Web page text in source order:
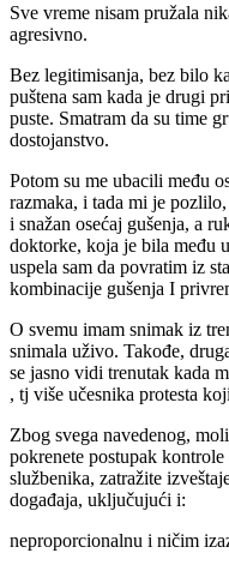
Sve vreme nisam pružala
agresivno.
Bez legitimisanja, bez bilo
puštena sam kada je drugi
puste. Smatram da su time
dostojanstvo.
Potom su me ubacili među
razmaka, i tada mi je
i snažan osećaj gušenja, a
doktorke, koja je bila među
uspela sam da povratim iz
kombinacije gušenja I
O svemu imam snimak iz
snimala uživo. Takođe,
se jasno vidi trenutak kada
, tj više učesnika protesta
Zbog svega navedenog,
pokrenete postupak
službenika, zatražite
događaja, uključujući i:
neproporcionalnu i ničim